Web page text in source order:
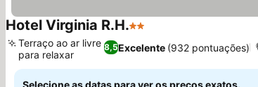
Hotel Virginia R.H.2 Estrelas
8,5Excelente (932 pontuações)
Terraço ao ar livre
para relaxar
Selecione as datas para ver os preços exatos.